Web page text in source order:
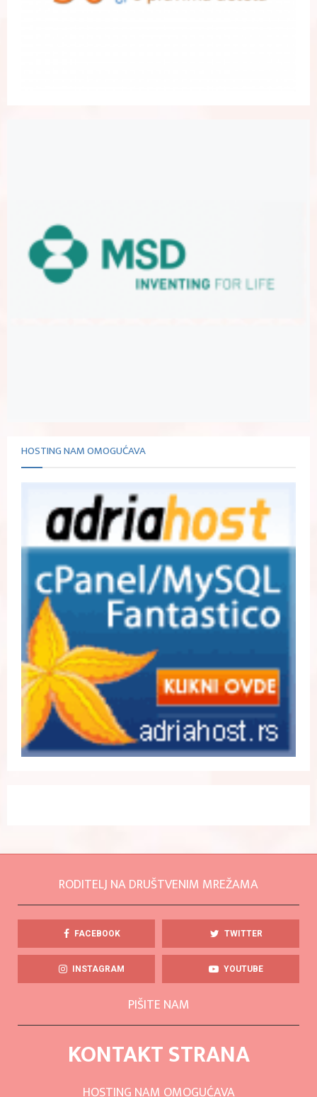
HOSTING NAM OMOGUĆAVA
RODITELJ NA DRUŠTVENIM MREŽAMA
FACEBOOK TWITTER
INSTAGRAM YOUTUBE
PIŠITE NAM
KONTAKT STRANA
HOSTING NAM OMOGUĆAVA